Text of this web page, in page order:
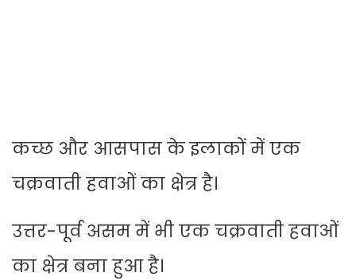
कच्छ और आसपास के इलाकों में एक
चक्रवाती हवाओं का क्षेत्र है।
उत्तर-पूर्व असम में भी एक चक्रवाती हवाओं
का क्षेत्र बना हुआ है।